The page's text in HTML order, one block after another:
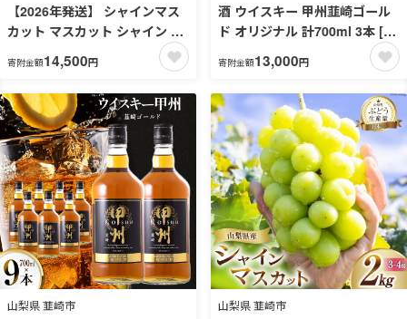
【2026年発送】 シャインマス
カット マスカット シャイン ブ
ドウ ぶどう フルーツ 果物 葡萄
種無し 1.2kg (2〜3房) 朝採れ
1.2キロ 高品質 厳選 産地直送
季節限定 数量限定 期間限定発
送 [OUTTA REACH JAPAN 山
梨県 韮崎市 20742860]
寄附金額14,500円
酒 ウイスキー 甲州韮崎ゴール
ド オリジナル 計700ml 3本 [
20742722 ] 甲州韮崎 ウィスキ
ー ボトル 飲み比べ 詰合せ セッ
ト ハイボール 酒 お酒 アルコー
ル 37％ ギフト 送料無料 ふる
さと納税
寄附金額13,000円
山梨県 韮崎市 山梨県 韮崎市